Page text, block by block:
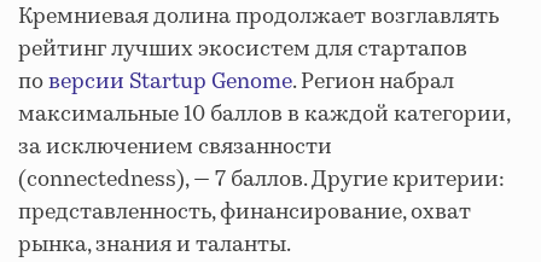
Кремниевая долина продолжает возглавлять
рейтинг лучших экосистем для стартапов
поверсии Startup Genome. Регион набрал
максимальные 10 баллов в каждой категории,
за исключением связанности
(connectedness), — 7 баллов. Другие критерии:
представленность, финансирование, охват
рынка, знания и таланты.